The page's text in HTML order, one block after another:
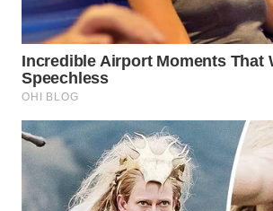
WN
SUBANG
WN
WN
PURWAKARTA